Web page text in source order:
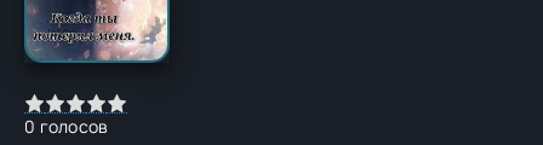
0 голосов